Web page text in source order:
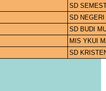
SD
SD
SD BUDI
MIS YKUI
SD